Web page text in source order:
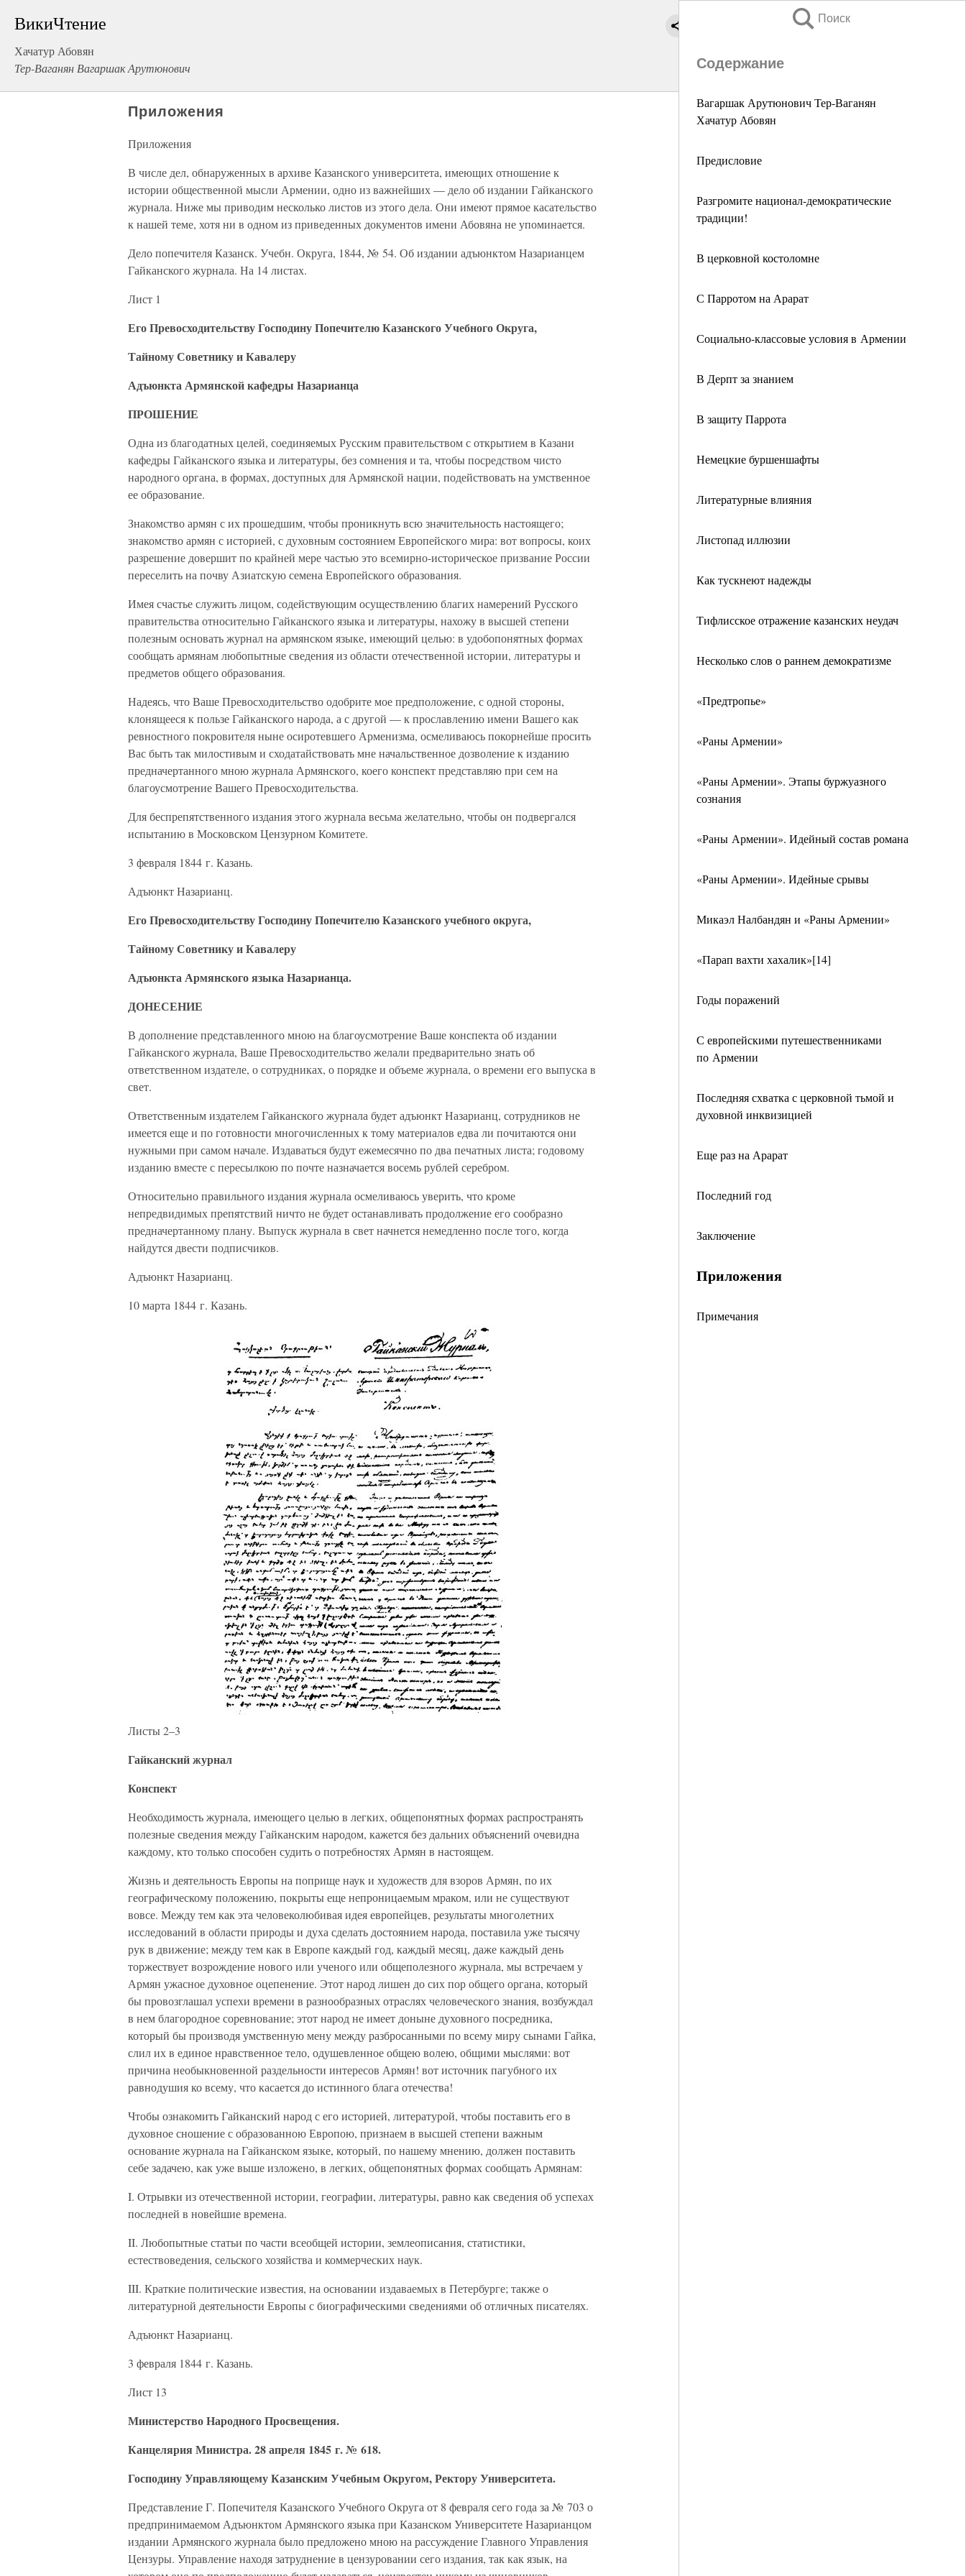
ВикиЧтение
Хачатур Абовян
Тер-Ваганян Вагаршак Арутюнович
Поиск
Содержание
Вагаршак Арутюнович Тер-Ваганян
Хачатур Абовян
Предисловие
Разгромите национал-демократические
традиции!
В церковной костоломне
С Парротом на Арарат
Социально-классовые условия в Армении
В Дерпт за знанием
В защиту Паррота
Немецкие буршеншафты
Литературные влияния
Листопад иллюзии
Как тускнеют надежды
Тифлисское отражение казанских неудач
Несколько слов о раннем демократизме
«Предтропье»
«Раны Армении»
«Раны Армении». Этапы буржуазного
сознания
«Раны Армении». Идейный состав романа
«Раны Армении». Идейные срывы
Микаэл Налбандян и «Раны Армении»
«Парап вахти хахалик»[14]
Годы поражений
С европейскими путешественниками
по Армении
Последняя схватка с церковной тьмой и
духовной инквизицией
Еще раз на Арарат
Последний год
Заключение
Приложения
Примечания
Приложения
Приложения
В числе дел, обнаруженных в архиве Казанского университета, имеющих отношение к
истории общественной мысли Армении, одно из важнейших — дело об издании Гайканского
журнала. Ниже мы приводим несколько листов из этого дела. Они имеют прямое касательство
к нашей теме, хотя ни в одном из приведенных документов имени Абовяна не упоминается.
Дело попечителя Казанск. Учебн. Округа, 1844, № 54. Об издании адъюнктом Назарианцем
Гайканского журнала. На 14 листах.
Лист 1
Его Превосходительству Господину Попечителю Казанского Учебного Округа,
Тайному Советнику и Кавалеру
Адъюнкта Армянской кафедры Назарианца
ПРОШЕНИЕ
Одна из благодатных целей, соединяемых Русским правительством с открытием в Казани
кафедры Гайканского языка и литературы, без сомнения и та, чтобы посредством чисто
народного органа, в формах, доступных для Армянской нации, подействовать на умственное
ее образование.
Знакомство армян с их прошедшим, чтобы проникнуть всю значительность настоящего;
знакомство армян с историей, с духовным состоянием Европейского мира: вот вопросы, коих
разрешение довершит по крайней мере частью это всемирно-историческое призвание России
переселить на почву Азиатскую семена Европейского образования.
Имея счастье служить лицом, содействующим осуществлению благих намерений Русского
правительства относительно Гайканского языка и литературы, нахожу в высшей степени
полезным основать журнал на армянском языке, имеющий целью: в удобопонятных формах
сообщать армянам любопытные сведения из области отечественной истории, литературы и
предметов общего образования.
Надеясь, что Ваше Превосходительство одобрите мое предположение, с одной стороны,
клонящееся к пользе Гайканского народа, а с другой — к прославлению имени Вашего как
ревностного покровителя ныне осиротевшего Арменизма, осмеливаюсь покорнейше просить
Вас быть так милостивым и сходатайствовать мне начальственное дозволение к изданию
предначертанного мною журнала Армянского, коего конспект представляю при сем на
благоусмотрение Вашего Превосходительства.
Для беспрепятственного издания этого журнала весьма желательно, чтобы он подвергался
испытанию в Московском Цензурном Комитете.
3 февраля 1844 г. Казань.
Адъюнкт Назарианц.
Его Превосходительству Господину Попечителю Казанского учебного округа,
Тайному Советнику и Кавалеру
Адъюнкта Армянского языка Назарианца.
ДОНЕСЕНИЕ
В дополнение представленного мною на благоусмотрение Ваше конспекта об издании
Гайканского журнала, Ваше Превосходительство желали предварительно знать об
ответственном издателе, о сотрудниках, о порядке и объеме журнала, о времени его выпуска в
свет.
Ответственным издателем Гайканского журнала будет адъюнкт Назарианц, сотрудников не
имеется еще и по готовности многочисленных к тому материалов едва ли почитаются они
нужными при самом начале. Издаваться будут ежемесячно по два печатных листа; годовому
изданию вместе с пересылкою по почте назначается восемь рублей серебром.
Относительно правильного издания журнала осмеливаюсь уверить, что кроме
непредвидимых препятствий ничто не будет останавливать продолжение его сообразно
предначертанному плану. Выпуск журнала в свет начнется немедленно после того, когда
найдутся двести подписчиков.
Адъюнкт Назарианц.
10 марта 1844 г. Казань.
Листы 2–3
Гайканский журнал
Конспект
Необходимость журнала, имеющего целью в легких, общепонятных формах распространять
полезные сведения между Гайканским народом, кажется без дальних объяснений очевидна
каждому, кто только способен судить о потребностях Армян в настоящем.
Жизнь и деятельность Европы на поприще наук и художеств для взоров Армян, по их
географическому положению, покрыты еще непроницаемым мраком, или не существуют
вовсе. Между тем как эта человеколюбивая идея европейцев, результаты многолетних
исследований в области природы и духа сделать достоянием народа, поставила уже тысячу
рук в движение; между тем как в Европе каждый год, каждый месяц, даже каждый день
торжествует возрождение нового или ученого или общеполезного журнала, мы встречаем у
Армян ужасное духовное оцепенение. Этот народ лишен до сих пор общего органа, который
бы провозглашал успехи времени в разнообразных отраслях человеческого знания, возбуждал
в нем благородное соревнование; этот народ не имеет доныне духовного посредника,
который бы производя умственную мену между разбросанными по всему миру сынами Гайка,
слил их в единое нравственное тело, одушевленное общею волею, общими мыслями: вот
причина необыкновенной раздельности интересов Армян! вот источник пагубного их
равнодушия ко всему, что касается до истинного блага отечества!
Чтобы ознакомить Гайканский народ с его историей, литературой, чтобы поставить его в
духовное сношение с образованною Европою, признаем в высшей степени важным
основание журнала на Гайканском языке, который, по нашему мнению, должен поставить
себе задачею, как уже выше изложено, в легких, общепонятных формах сообщать Армянам:
I. Отрывки из отечественной истории, географии, литературы, равно как сведения об успехах
последней в новейшие времена.
II. Любопытные статьи по части всеобщей истории, землеописания, статистики,
естествоведения, сельского хозяйства и коммерческих наук.
III. Краткие политические известия, на основании издаваемых в Петербурге; также о
литературной деятельности Европы с биографическими сведениями об отличных писателях.
Адъюнкт Назарианц.
3 февраля 1844 г. Казань.
Лист 13
Министерство Народного Просвещения.
Канцелярия Министра. 28 апреля 1845 г. № 618.
Господину Управляющему Казанским Учебным Округом, Ректору Университета.
Представление Г. Попечителя Казанского Учебного Округа от 8 февраля сего года за № 703 о
предпринимаемом Адъюнктом Армянского языка при Казанском Университете Назарианцом
издании Армянского журнала было предложено мною на рассуждение Главного Управления
Цензуры. Управление находя затруднение в цензуровании сего издания, так как язык, на